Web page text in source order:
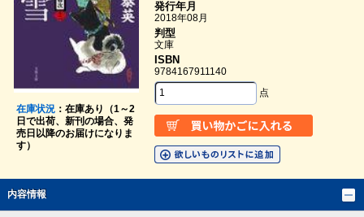
在庫状況：在庫あり（1～2
日で出荷、新刊の場合、発
売日以降のお届けになりま
す）
発行年月
2018年08月
判型
文庫
ISBN
9784167911140
点
内容情報